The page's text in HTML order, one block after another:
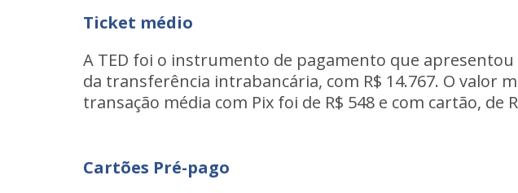
Ticket médio
A TED foi o instrumento de pagamento que
da transferência intrabancária, com R$ 14.767. O valor
transação média com Pix foi de R$ 548 e com cartão, de
Cartões Pré-pago